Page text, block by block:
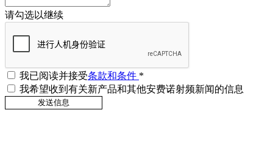
请勾选以继续
我已阅读并接受条款和条件 *
我希望收到有关新产品和其他安费诺射频新闻的信息